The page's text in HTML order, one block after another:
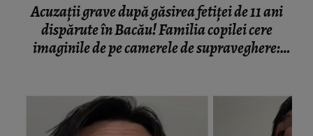
Acuzații grave după găsirea fetiței de 11 ani
dispărute în Bacău! Familia copilei cere
imaginile de pe camerele de supraveghere: